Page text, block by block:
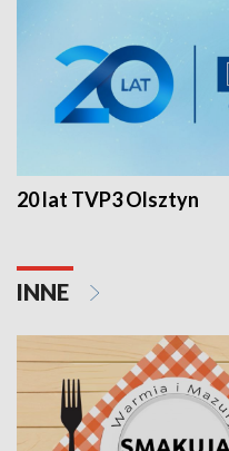
20 lat TVP3 Olsztyn
INNE